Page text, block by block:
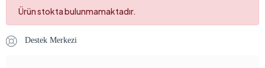
Ürün stokta bulunmamaktadır.
Destek Merkezi